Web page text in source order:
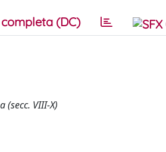
(DC)
(secc. VIII-X)